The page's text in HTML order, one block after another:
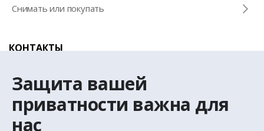
Защита вашей
приватности важна для
нас
Снимать или покупать
КОНТАКТЫ
+371 67 032 300